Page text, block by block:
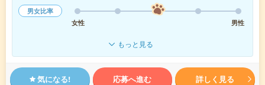
男女比率
女性
男性
もっと見る
気になる! 応募へ進む 詳しく見る